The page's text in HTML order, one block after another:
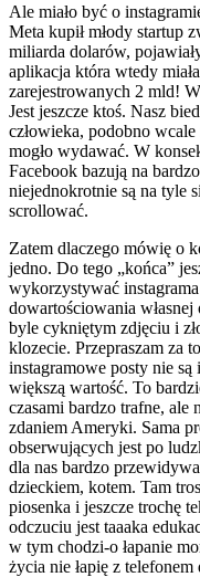
Ale miało być o
Meta kupił młody startup
miliarda dolarów,
aplikacja która wtedy
zarejestrowanych 2 mld!
Jest jeszcze ktoś. Nasz
człowieka, podobno
mogło wydawać. W
Facebook bazują na
niejednokrotnie są na tyle
scrollować.
Zatem dlaczego mówię o
jedno. Do tego „końca”
wykorzystywać
dowartościowania
byle cykniętym zdjęciu i
klozecie. Przepraszam za
instagramowe posty nie
większą wartość. To
czasami bardzo trafne,
zdaniem Ameryki. Sama
obserwujących jest po
dla nas bardzo
dzieckiem, kotem. Tam
piosenka i jeszcze trochę
odczuciu jest taaaka
w tym chodzi-o łapanie
życia nie łapię z telefonem